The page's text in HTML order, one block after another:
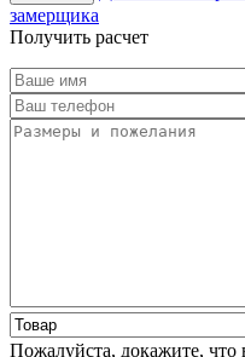
замерщика
Получить расчет
Пожалуйста, докажите, что